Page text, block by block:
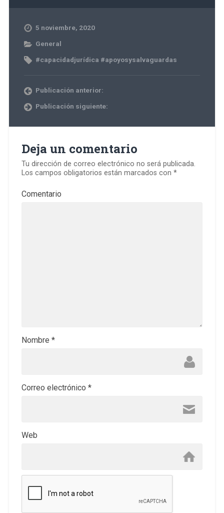
5 noviembre, 2020
General
#capacidadjurídica #apoyosysalvaguardas
Publicación anterior:
Publicación siguiente:
Deja un comentario
Tu dirección de correo electrónico no será publicada.
Los campos obligatorios están marcados con *
Comentario
Nombre *
Correo electrónico *
Web